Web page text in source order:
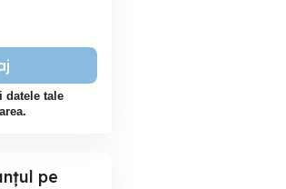
datele tale
pe